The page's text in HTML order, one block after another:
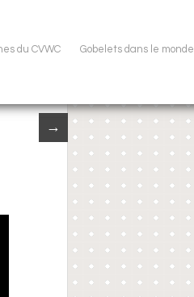
du CVWC Gobelets dans le monde
→